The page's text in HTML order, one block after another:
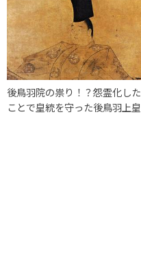
後鳥羽院の祟り！？怨霊化した
ことで皇統を守った後鳥羽上皇